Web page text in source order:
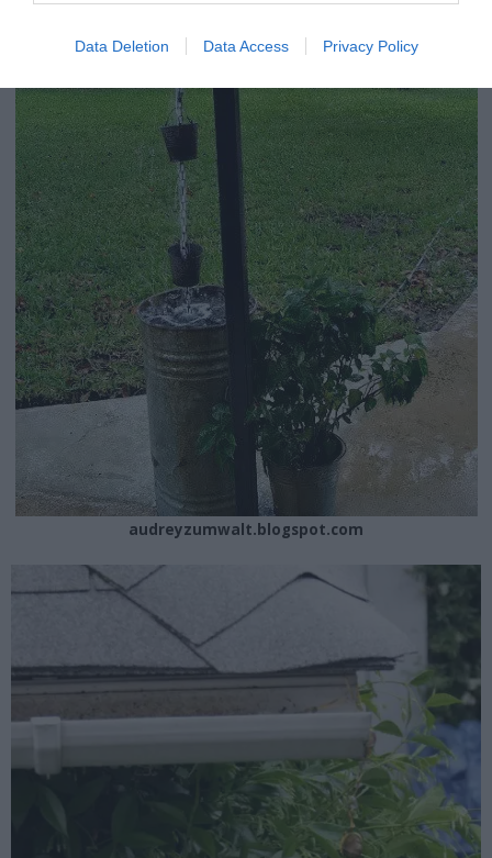
Data Deletion Data Access Privacy Policy
audreyzumwalt.blogspot.com